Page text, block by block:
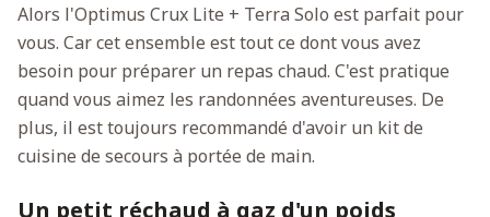
Alors l'Optimus Crux Lite + Terra Solo est parfait pour
vous. Car cet ensemble est tout ce dont vous avez
besoin pour préparer un repas chaud. C'est pratique
quand vous aimez les randonnées aventureuses. De
plus, il est toujours recommandé d'avoir un kit de
cuisine de secours à portée de main.
Un petit réchaud à gaz d'un poids